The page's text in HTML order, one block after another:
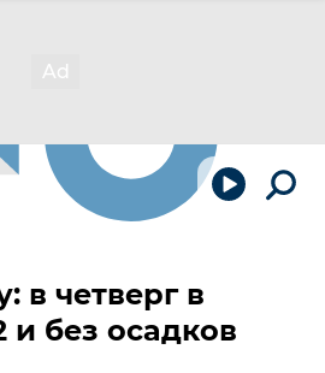
в четверг в
и без осадков